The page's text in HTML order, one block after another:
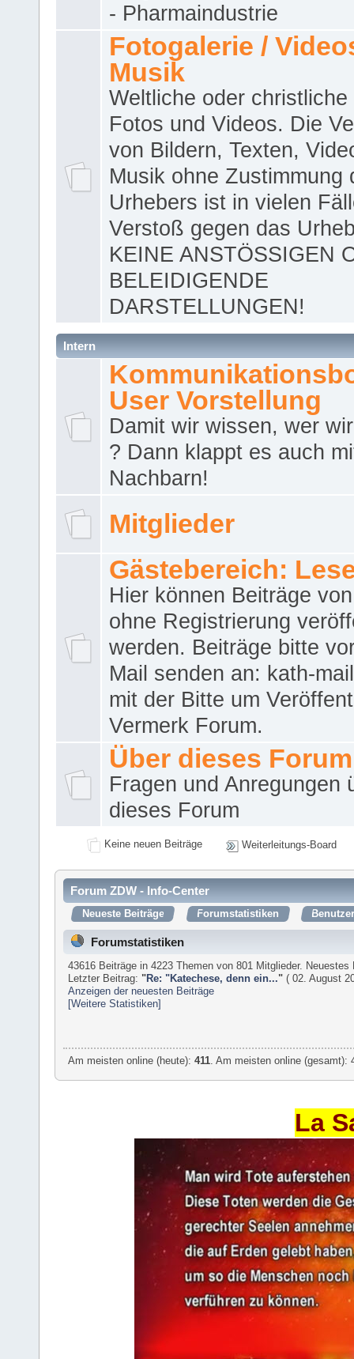
- Pharmaindustrie
Fotogalerie /
Musik
Weltliche oder christliche
Fotos und Videos. Die
von Bildern, Texten,
Musik ohne Zustimmung
Urhebers ist in vielen
Verstoß gegen das
KEINE ANSTÖSSIGEN
BELEIDIGENDE
DARSTELLUNGEN!
Intern
User Vorstellung
Damit wir wissen, wer
? Dann klappt es auch
Nachbarn!
Mitglieder
Gästebereich:
Hier können Beiträge
ohne Registrierung
werden. Beiträge bitte
Mail senden an: kath-
mit der Bitte um
Vermerk Forum.
Über dieses Forum
Fragen und Anregungen
dieses Forum
Keine neuen Beiträge Weiterleitungs-Board
Forum ZDW - Info-Center
Neueste Beiträge Forumstatistiken
Forumstatistiken
43616 Beiträge in 4223 Themen von 801 Mitglieder.
Letzter Beitrag: "Re: "Katechese, denn ein..." ( 02. August
Anzeigen der neuesten Beiträge
[Weitere Statistiken]
Am meisten online (heute):411 . Am meisten online
La